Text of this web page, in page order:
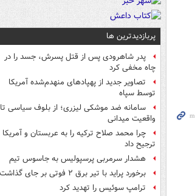
پربازدیدترین ها
پدر شاهرودی پس از قتل پسرش، جسد را در
چاه مخفی کرد
تصاویر جدید از پهپادهای منهدم‌شده آمریکا
توسط سپاه
سامانه ضد موشکی لیزری؛ از بلوف سیاسی تا
واقعیت میدانی
چرا محمد صلاح ترکیه را به عربستان و آمریکا
ترجیح داد
هشدار سرمربی پرسپولیس به جاسوس تیم
برخورد پراید با تیر برق ۲ فوتی بر جای گذاشت
ترامپ سوئیس را تهدید کرد